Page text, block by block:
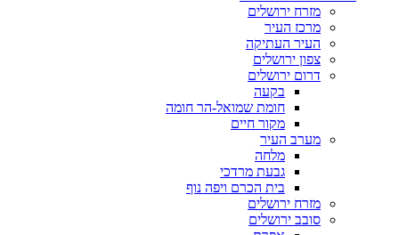
מזרח ירושלים
מרכז העיר
העיר העתיקה
צפון ירושלים
דרום ירושלים
בקעה
חומת שמואל-הר חומה
מקור חיים
מערב העיר
מלחה
גבעת מרדכי
בית הכרם ויפה נוף
מזרח ירושלים
סובב ירושלים